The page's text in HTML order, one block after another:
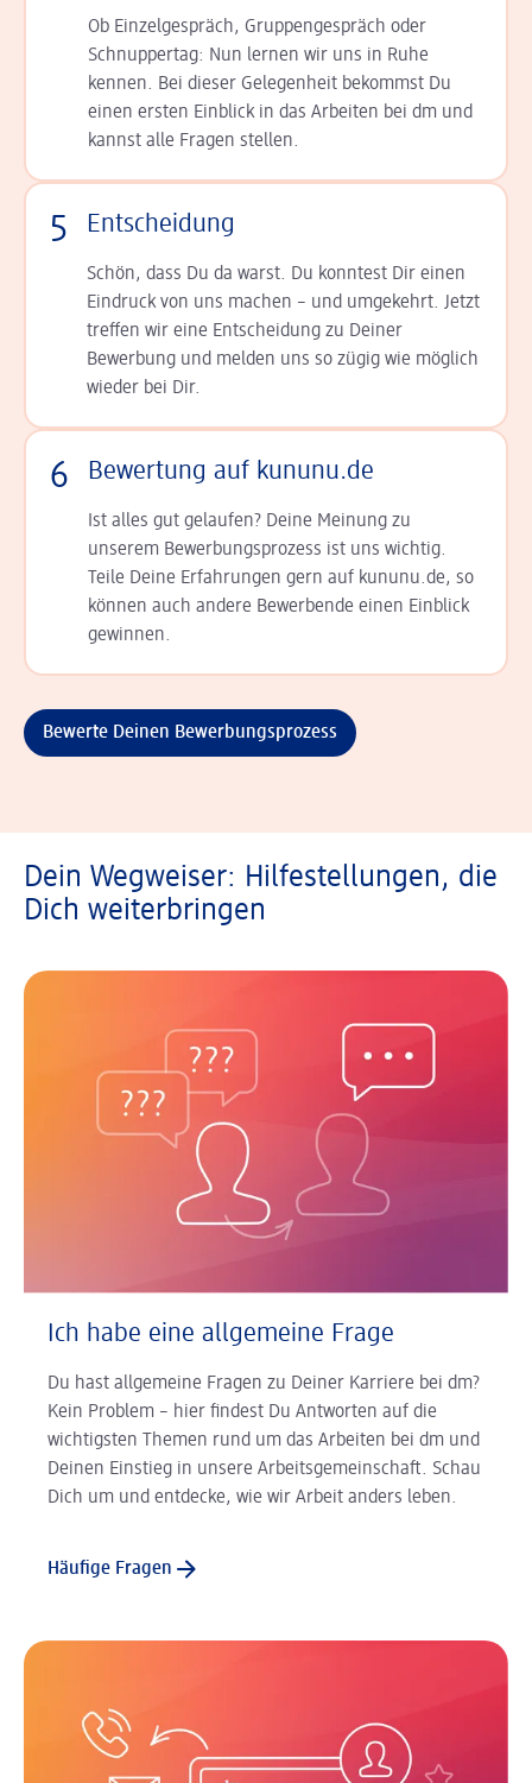
Ob Einzelgespräch, Grup­pen­gespräch oder
Schnup­per­tag: Nun lernen wir uns in Ruhe
kennen. Bei dieser Gelegenheit bekommst Du
einen ersten Einblick in das Arbeiten bei dm und
kannst alle Fragen stellen.
5 Entscheidung
Schön, dass Du da warst. Du konntest Dir einen
Ein­druck von uns machen – und umgekehrt. Jetzt
tref­fen wir eine Entscheidung zu Deiner
Bewerbung und melden uns so zügig wie möglich
wieder bei Dir.
6 Bewertung auf kununu.de
Ist alles gut gelaufen? Deine Meinung zu
unserem Bewerbungsprozess ist uns wichtig.
Teile Deine Erfahrungen gern auf kununu.de, so
können auch andere Bewerbende einen Einblick
gewinnen.
Bewerte Deinen Bewerbungsprozess
Dein Wegweiser: Hilfestellungen, die
Dich weiterbringen
Ich habe eine allgemeine Frage
Du hast allgemeine Fragen zu Deiner Karriere bei dm?
Kein Problem – hier findest Du Antworten auf die
wichtigsten Themen rund um das Arbeiten bei dm und
Deinen Einstieg in unsere Arbeitsgemeinschaft. Schau
Dich um und entdecke, wie wir Arbeit anders leben.
Häufige Fragen